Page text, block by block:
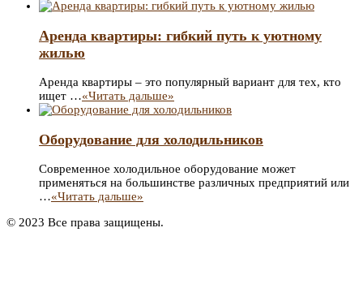
Аренда квартиры: гибкий путь к уютному
жилью
Аренда квартиры – это популярный вариант для тех, кто
ищет …«Читать дальше»
Оборудование для холодильников
Современное холодильное оборудование может
применяться на большинстве различных предприятий или
…«Читать дальше»
© 2023 Все права защищены.